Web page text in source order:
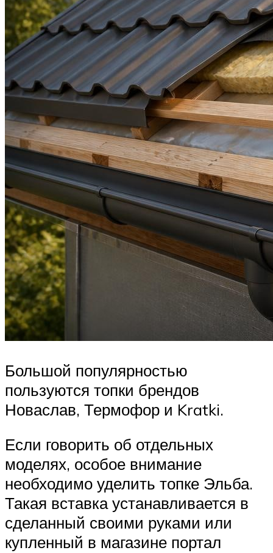
Большой популярностью
пользуются топки брендов
Новаслав, Термофор и Kratki.
Если говорить об отдельных
моделях, особое внимание
необходимо уделить топке Эльба.
Такая вставка устанавливается в
сделанный своими руками или
купленный в магазине портал